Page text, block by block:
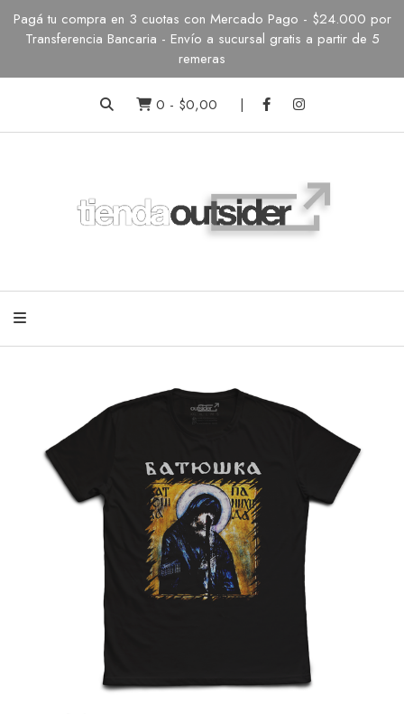
Pagá tu compra en 3 cuotas con Mercado Pago - $24.000 por
Transferencia Bancaria - Envío a sucursal gratis a partir de 5
remeras
0 - $0,00